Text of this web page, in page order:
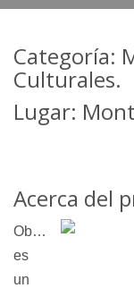
Categoría:
Culturales.
Lugar:
Acerca del
Obrador
es
un